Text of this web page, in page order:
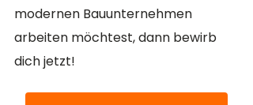
modernen Bauunternehmen
arbeiten möchtest, dann bewirb
dich jetzt!